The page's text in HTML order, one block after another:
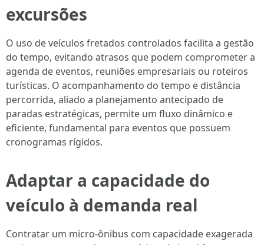
excursões
O uso de veículos fretados controlados facilita a gestão
do tempo, evitando atrasos que podem comprometer a
agenda de eventos, reuniões empresariais ou roteiros
turísticas. O acompanhamento do tempo e distância
percorrida, aliado a planejamento antecipado de
paradas estratégicas, permite um fluxo dinâmico e
eficiente, fundamental para eventos que possuem
cronogramas rígidos.
Adaptar a capacidade do
veículo à demanda real
Contratar um micro-ônibus com capacidade exagerada